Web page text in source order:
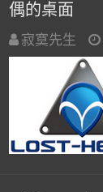
偶的桌面
寂寞先生